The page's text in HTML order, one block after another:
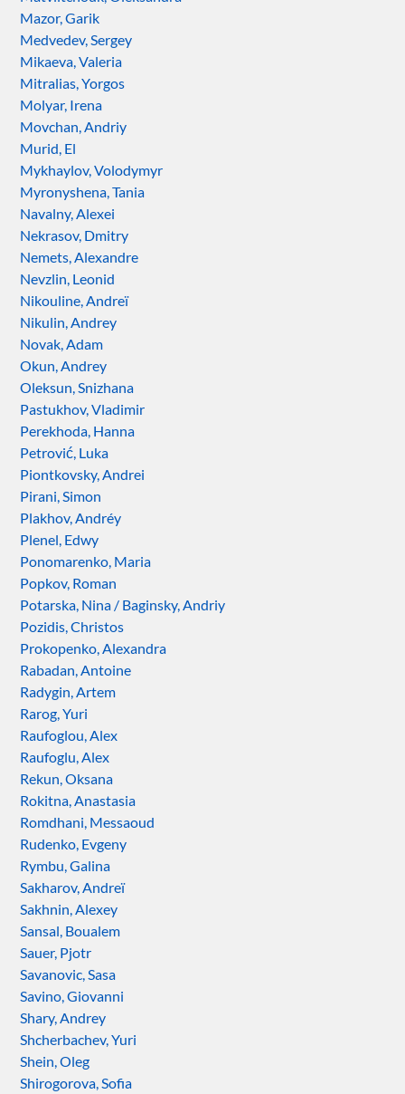
Mazor, Garik
Medvedev, Sergey
Mikaeva, Valeria
Mitralias, Yorgos
Molyar, Irena
Movchan, Andriy
Murid, El
Mykhaylov, Volodymyr
Myronyshena, Tania
Navalny, Alexei
Nekrasov, Dmitry
Nemets, Alexandre
Nevzlin, Leonid
Nikouline, Andreï
Nikulin, Andrey
Novak, Adam
Okun, Andrey
Oleksun, Snizhana
Pastukhov, Vladimir
Perekhoda, Hanna
Petrović, Luka
Piontkovsky, Andrei
Pirani, Simon
Plakhov, Andréy
Plenel, Edwy
Ponomarenko, Maria
Popkov, Roman
Potarska, Nina / Baginsky, Andriy
Pozidis, Christos
Prokopenko, Alexandra
Rabadan, Antoine
Radygin, Artem
Rarog, Yuri
Raufoglou, Alex
Raufoglu, Alex
Rekun, Oksana
Rokitna, Anastasia
Romdhani, Messaoud
Rudenko, Evgeny
Rymbu, Galina
Sakharov, Andreï
Sakhnin, Alexey
Sansal, Boualem
Sauer, Pjotr
Savanovic, Sasa
Savino, Giovanni
Shary, Andrey
Shcherbachev, Yuri
Shein, Oleg
Shirogorova, Sofia